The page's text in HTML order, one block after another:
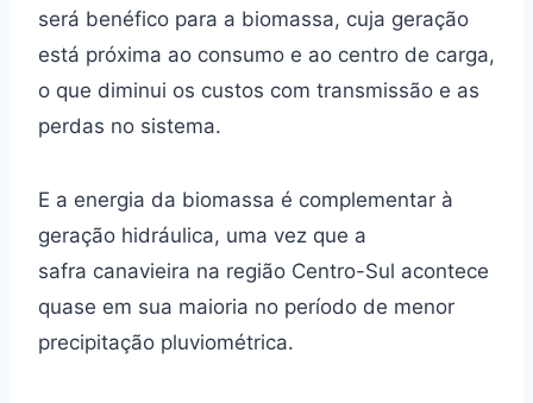
será benéfico para a biomassa, cuja geração
está próxima ao consumo e ao centro de carga,
o que diminui os custos com transmissão e as
perdas no sistema.
E a energia da biomassa é complementar à
geração hidráulica, uma vez que a
safra canavieira na região Centro-Sul acontece
quase em sua maioria no período de menor
precipitação pluviométrica.